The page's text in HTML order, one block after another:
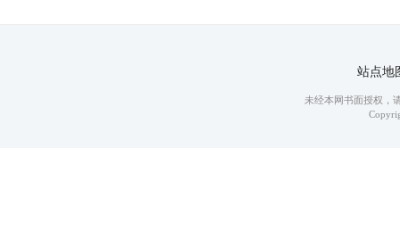
站点地
未经本网书面授权，